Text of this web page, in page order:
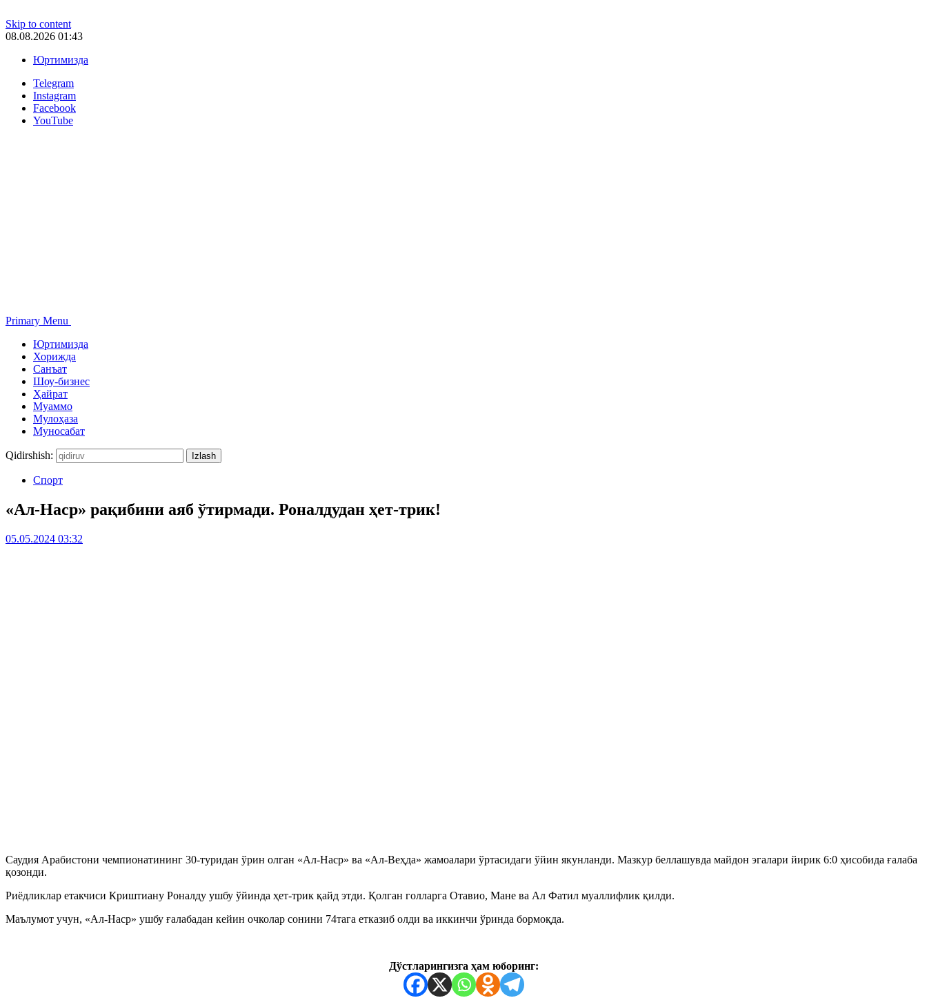
Skip to content
08.08.2026 01:43
Юртимизда
Telegram
Instagram
Facebook
YouTube
Primary Menu
Юртимизда
Хорижда
Санъат
Шоу-бизнес
Ҳайрат
Муаммо
Мулоҳаза
Муносабат
Qidirshish:
Спорт
«Ал-Наср» рақибини аяб ўтирмади. Роналдудан ҳет-трик!
05.05.2024 03:32
Саудия Арабистони чемпионатининг 30-туридан ўрин олган «Ал-Наср» ва «Ал-Веҳда» жамоалари ўртасидаги ўйин якунланди. Мазкур беллашувда майдон эгалари йирик 6:0 ҳисобида ғалаба
қозонди.
Риёдликлар етакчиси Криштиану Роналду ушбу ўйинда ҳет-трик қайд этди. Қолган голларга Отавио, Мане ва Ал Фатил муаллифлик қилди.
Маълумот учун, «Ал-Наср» ушбу ғалабадан кейин очколар сонини 74тага етказиб олди ва иккинчи ўринда бормоқда.
Дўстларингизга ҳам юборинг: